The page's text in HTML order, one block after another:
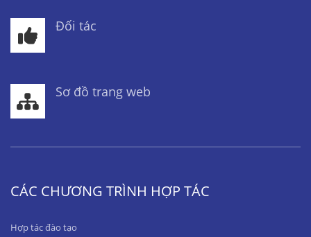
Đối tác
Sơ đồ trang web
CÁC CHƯƠNG TRÌNH HỢP TÁC
Hợp tác đào tạo